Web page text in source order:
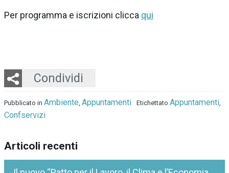
Per programma e iscrizioni clicca qui
Condividi
Twitter
LinkedIn
Email
Whatsapp
Pubblicato in Ambiente Appuntamenti Etichettato Appuntamenti
Confservizi
Articoli recenti